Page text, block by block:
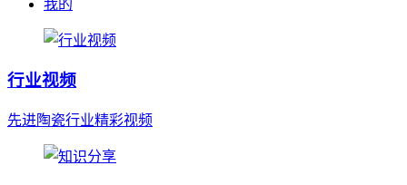
我的
行业视频
先进陶瓷行业精彩视频